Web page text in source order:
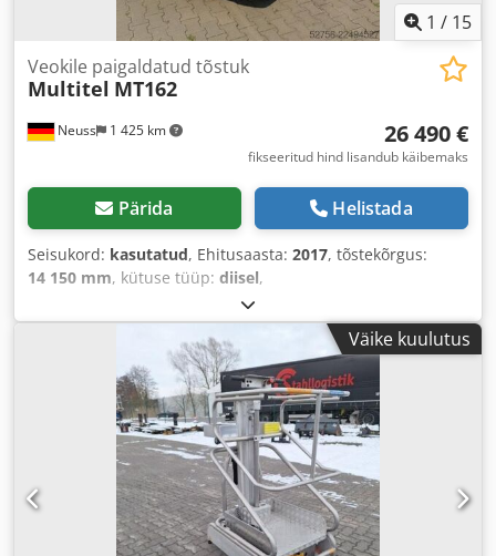
1 / 15
Neuss 1 425 km
Veokile paigaldatud tõstuk
Multitel MT162
26 490 €
fikseeritud hind lisandub käibemaks
Pärida Helistada
Seisukord: kasutatud, Ehitusaasta: 2017, tõstekõrgus:
14 150 mm, kütuse tüüp: diisel,
Väike kuulutus